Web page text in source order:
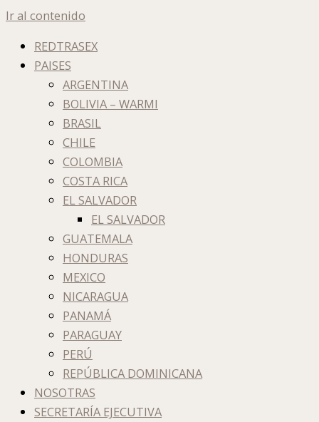
Ir al contenido
REDTRASEX
PAISES
ARGENTINA
BOLIVIA – WARMI
BRASIL
CHILE
COLOMBIA
COSTA RICA
EL SALVADOR
EL SALVADOR
GUATEMALA
HONDURAS
MEXICO
NICARAGUA
PANAMÁ
PARAGUAY
PERÚ
REPÚBLICA DOMINICANA
NOSOTRAS
SECRETARÍA EJECUTIVA